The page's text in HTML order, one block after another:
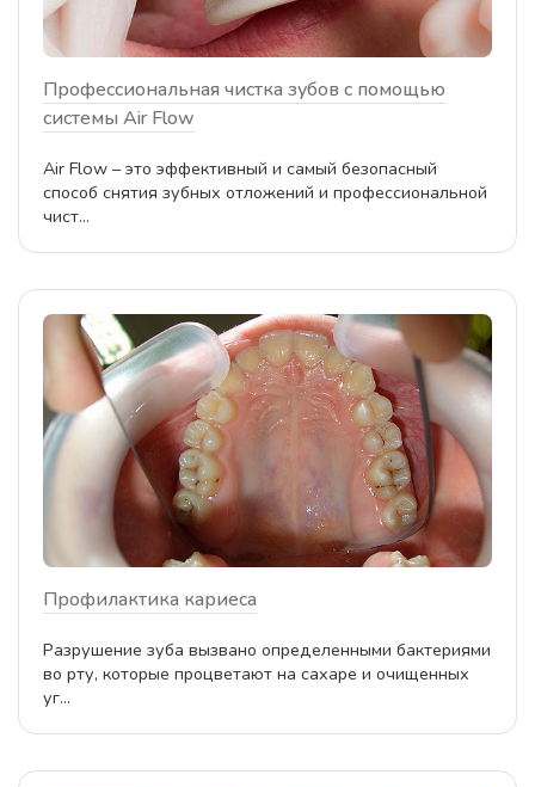
Профессиональная чистка зубов с помощью
системы Air Flow
Air Flow – это эффективный и самый безопасный
способ снятия зубных отложений и профессиональной
чист...
Профилактика кариеса
Разрушение зуба вызвано определенными бактериями
во рту, которые процветают на сахаре и очищенных
уг...